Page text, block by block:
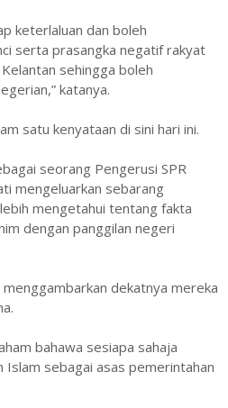
keterlaluan dan boleh
serta prasangka negatif rakyat
sehingga boleh
katanya.
satu kenyataan di sini hari ini.
seorang Pengerusi SPR
mengeluarkan sebarang
mengetahui tentang fakta
dengan panggilan negeri
menggambarkan dekatnya mereka
bahawa sesiapa sahaja
sebagai asas pemerintahan